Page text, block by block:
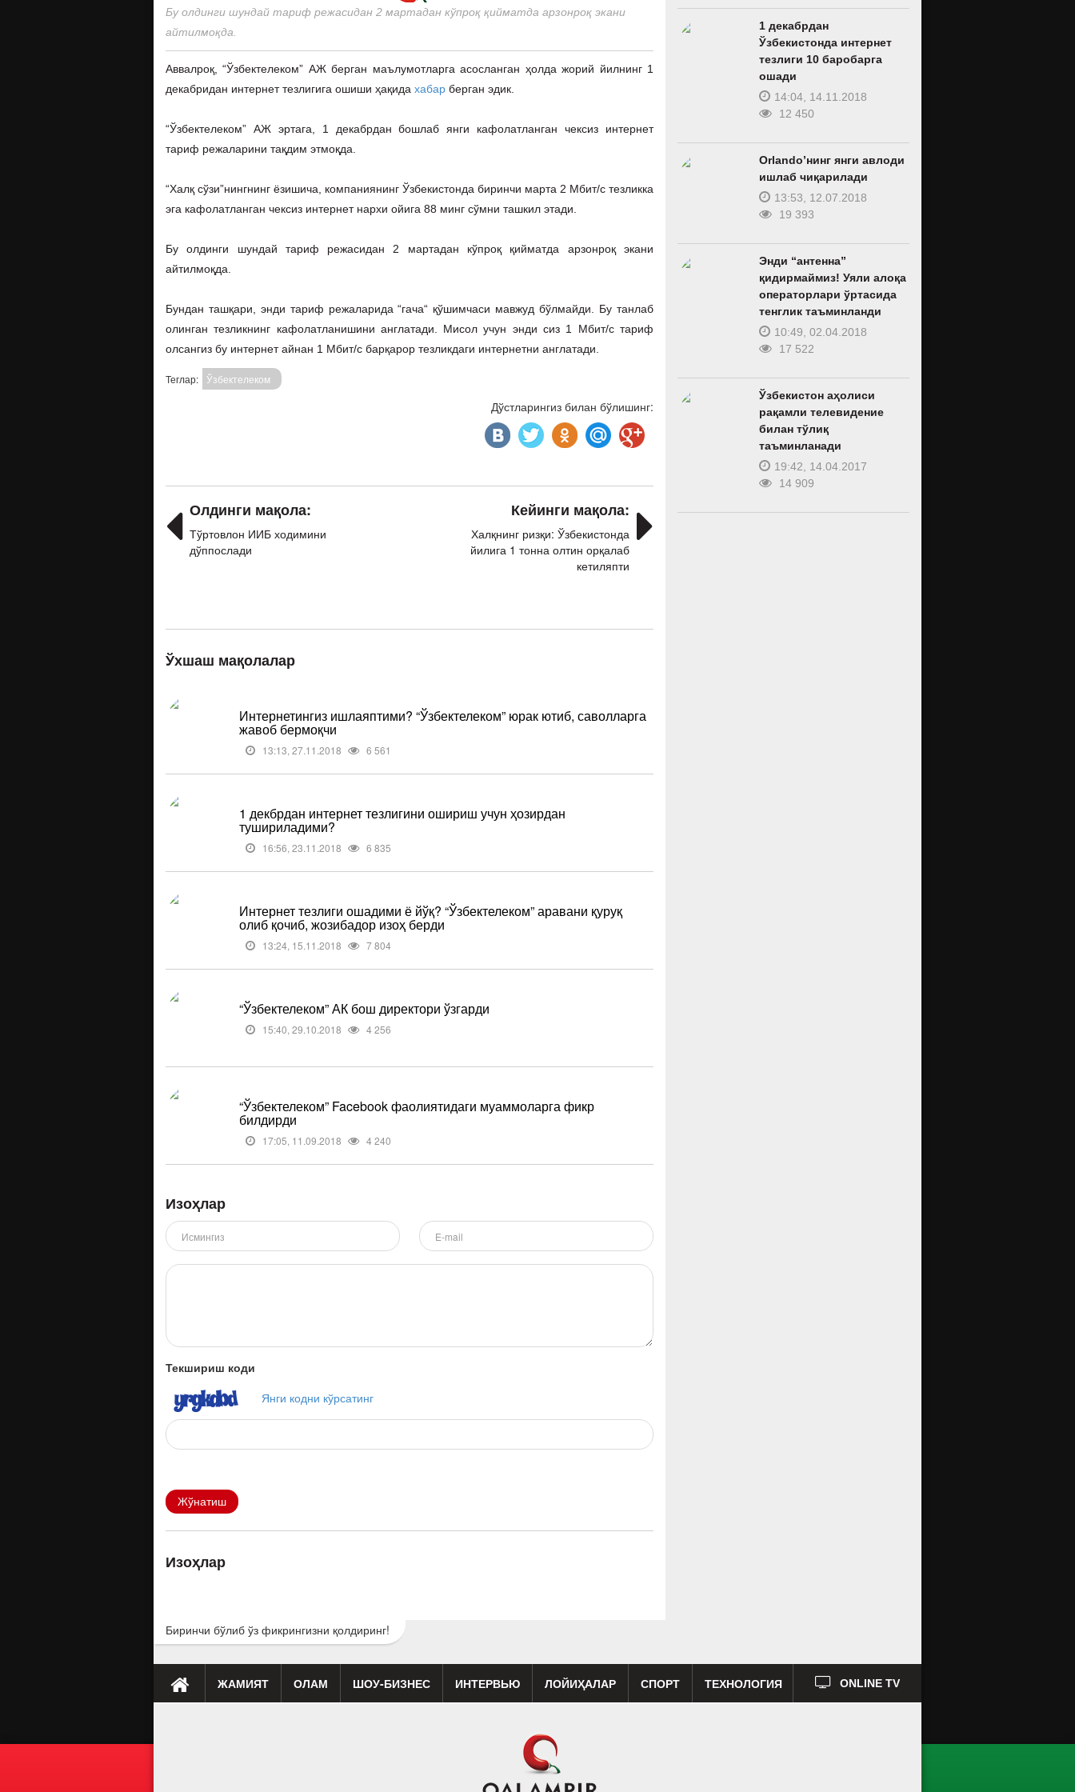
Бу олдинги шундай тариф режасидан 2 мартадан кўпроқ қийматда арзонроқ экани
айтилмоқда.
Аввалроқ, “Ўзбектелеком” АЖ берган маълумотларга асосланган ҳолда жорий йилнинг 1
декабридан интернет тезлигига ошиши ҳақида хабар берган эдик.
“Ўзбектелеком” АЖ эртага, 1 декабрдан бошлаб янги кафолатланган чексиз интернет
тариф режаларини тақдим этмоқда.
“Халқ сўзи”нингнинг ёзишича, компаниянинг Ўзбекистонда биринчи марта 2 Мбит/с тезликка
эга кафолатланган чексиз интернет нархи ойига 88 минг сўмни ташкил этади.
Бу олдинги шундай тариф режасидан 2 мартадан кўпроқ қийматда арзонроқ экани
айтилмоқда.
Бундан ташқари, энди тариф режаларида “гача“ қўшимчаси мавжуд бўлмайди. Бу танлаб
олинган тезликнинг кафолатланишини англатади. Мисол учун энди сиз 1 Мбит/с тариф
олсангиз бу интернет айнан 1 Мбит/с барқарор тезликдаги интернетни англатади.
Теглар: Ўзбектелеком
Дўстларингиз билан бўлишинг:
Кейинги мақола:
Халқнинг ризқи: Ўзбекистонда
йилига 1 тонна олтин орқалаб
кетиляпти
Олдинги мақола:
Тўртовлон ИИБ ходимини
дўппослади
Ўхшаш мақолалар
Интернетингиз ишлаяптими? “Ўзбектелеком” юрак ютиб, саволларга
жавоб бермоқчи
13:13, 27.11.2018 6 561
1 декбрдан интернет тезлигини ошириш учун ҳозирдан
тушириладими?
16:56, 23.11.2018 6 835
Интернет тезлиги ошадими ё йўқ? “Ўзбектелеком” аравани қуруқ
олиб қочиб, жозибадор изоҳ берди
13:24, 15.11.2018 7 804
“Ўзбектелеком” АК бош директори ўзгарди
15:40, 29.10.2018 4 256
“Ўзбектелеком” Facebook фаолиятидаги муаммоларга фикр
билдирди
17:05, 11.09.2018 4 240
Изоҳлар
Текшириш коди
Янги кодни кўрсатинг
Жўнатиш
Изоҳлар
Биринчи бўлиб ўз фикрингизни қолдиринг!
1 декабрдан
Ўзбекистонда интернет
тезлиги 10 баробарга
ошади
14:04, 14.11.2018
12 450
Orlando’нинг янги авлоди
ишлаб чиқарилади
13:53, 12.07.2018
19 393
Энди “антенна”
қидирмаймиз! Уяли алоқа
операторлари ўртасида
тенглик таъминланди
10:49, 02.04.2018
17 522
Ўзбекистон аҳолиси
рақамли телевидение
билан тўлиқ
таъминланади
19:42, 14.04.2017
14 909
ЖАМИЯТ ОЛАМ ШОУ-БИЗНЕС ИНТЕРВЬЮ ЛОЙИҲАЛАР СПОРТ ТЕХНОЛОГИЯ ONLINE TV